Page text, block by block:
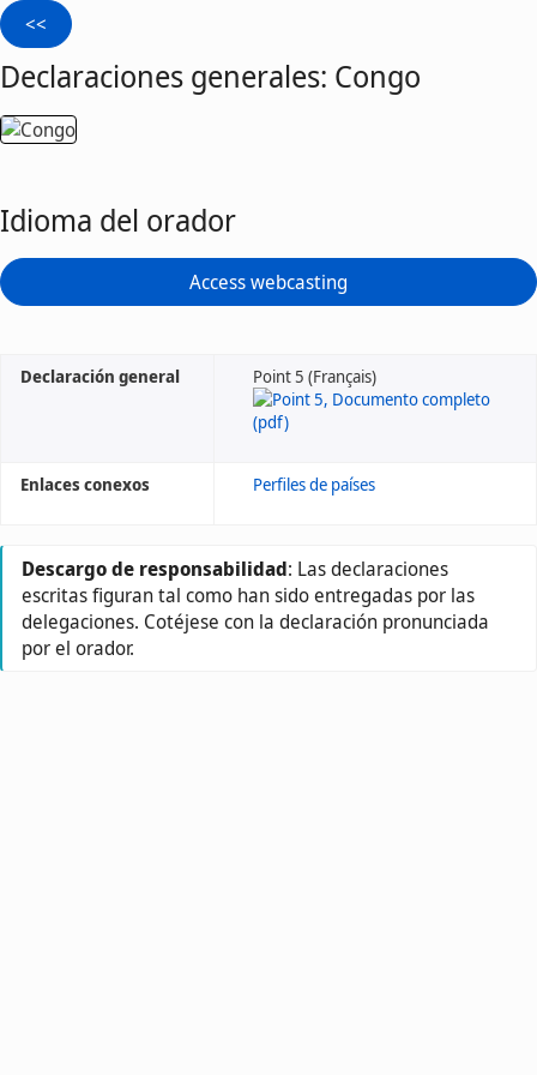
Declaraciones generales: Congo
Idioma del orador
Access webcasting
Declaración general Point 5 (Français)
Enlaces conexos Perfiles de países
Descargo de responsabilidad: Las declaraciones
escritas figuran tal como han sido entregadas por las
delegaciones. Cotéjese con la declaración pronunciada
por el orador.